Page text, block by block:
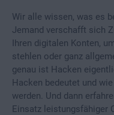
Wir alle wissen, was es
Jemand verschafft sich
Ihren digitalen Konten,
stehlen oder ganz
genau ist Hacken
Hacken bedeutet und
werden. Und dann
Einsatz leistungsfähiger